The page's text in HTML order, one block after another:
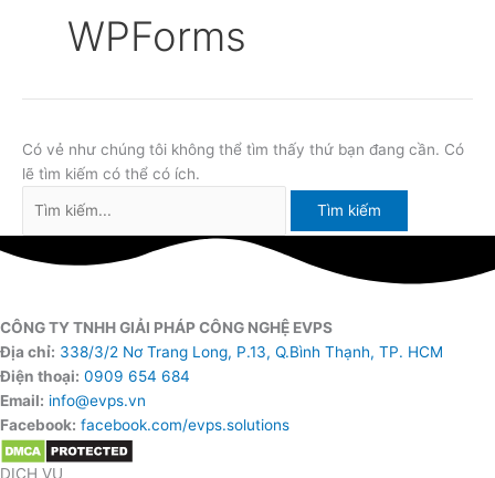
WPForms
Có vẻ như chúng tôi không thể tìm thấy thứ bạn đang cần. Có
lẽ tìm kiếm có thể có ích.
CÔNG TY TNHH GIẢI PHÁP CÔNG NGHỆ EVPS
Địa chỉ: 338/3/2 Nơ Trang Long, P.13, Q.Bình Thạnh, TP. HCM
Điện thoại: 0909 654 684
Email: info@evps.vn
Facebook: facebook.com/evps.solutions
DỊCH VỤ